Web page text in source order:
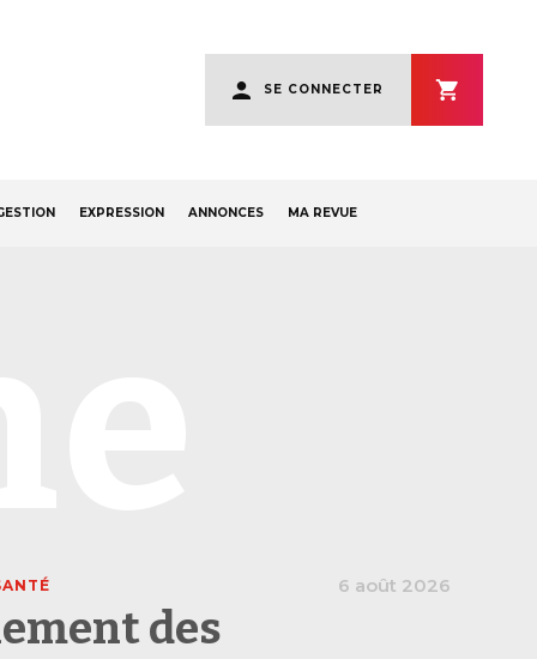
account
menu
SE CONNECTER
EXPRESSION ANNONCES MA REVUE
6 août 2026
des